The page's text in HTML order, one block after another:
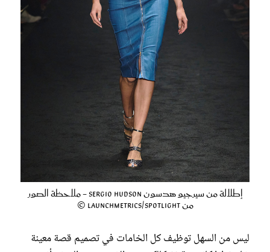
إطلالة من سيرجيو هدسون Sergio Hudson - ملاحظة الصور
من Launchmetrics/Spotlight ©
ليس من السهل توظيف كل الخامات في تصميم قصة معينة